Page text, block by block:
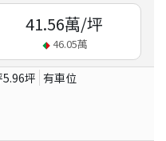
41.56萬/坪
46.05萬
5.96坪 有車位